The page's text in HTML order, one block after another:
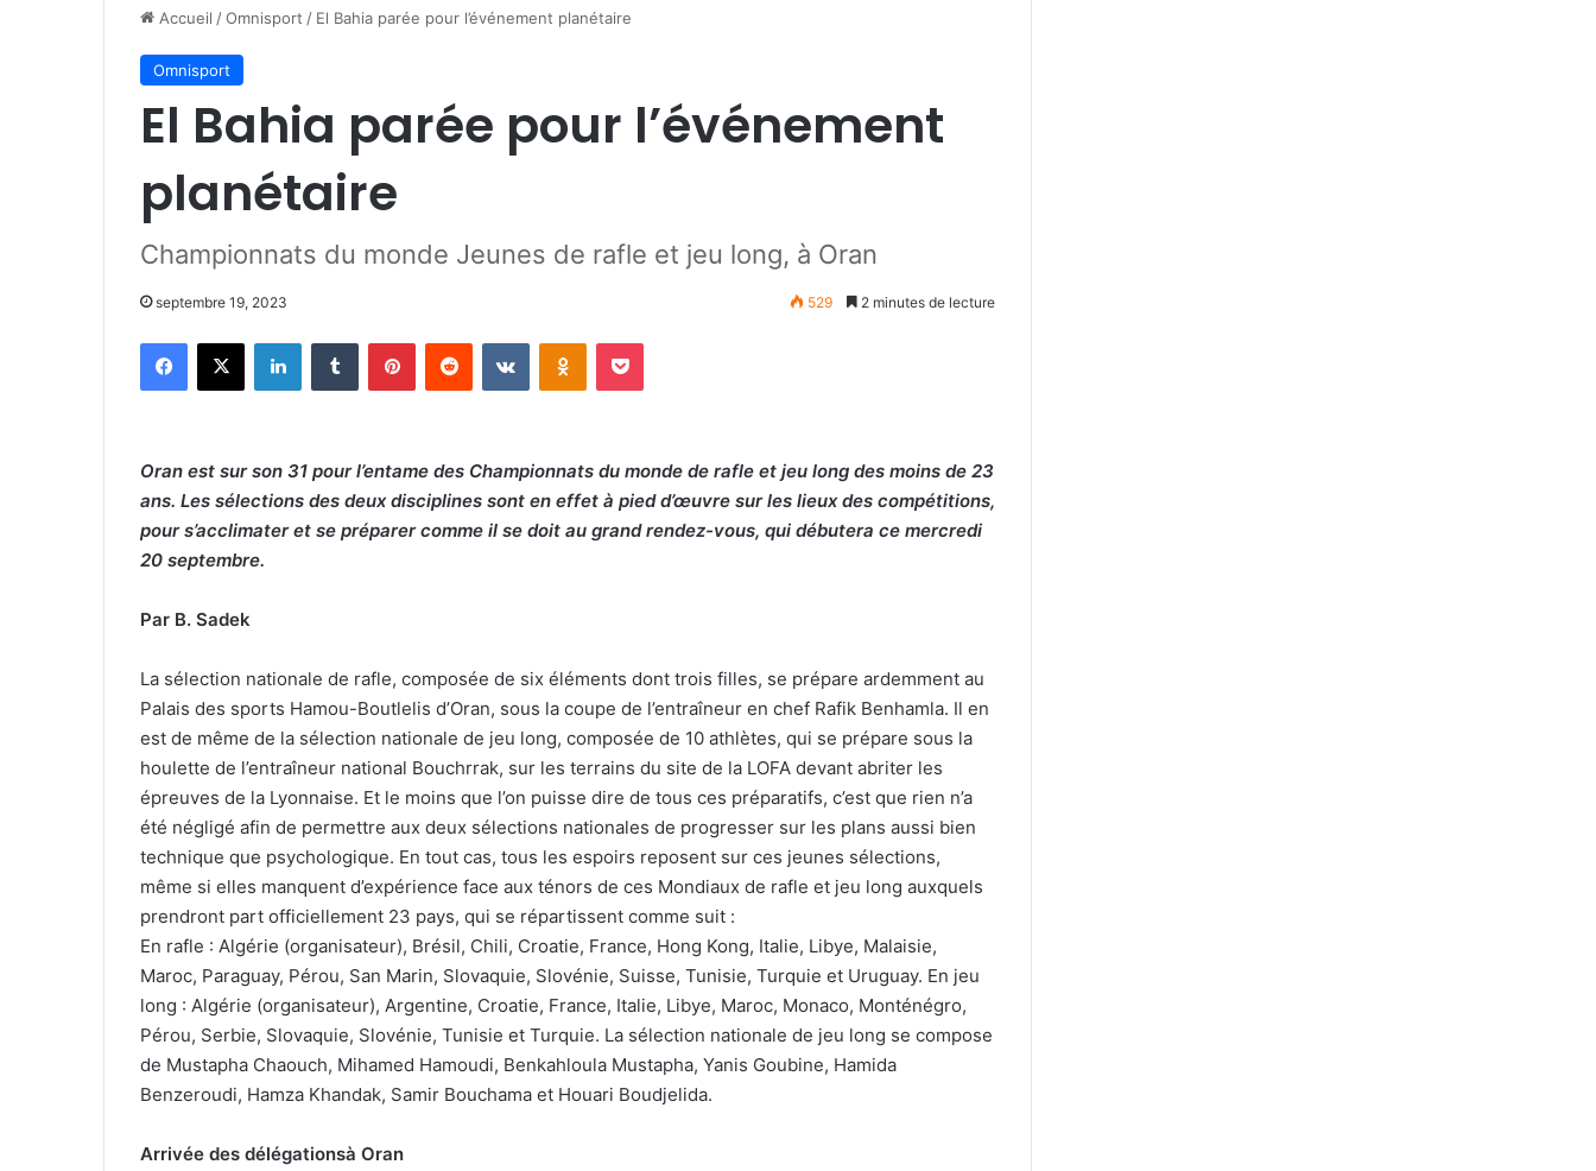
Accueil /Omnisport / El Bahia parée pour l’événement planétaire
Omnisport
El Bahia parée pour l’événement
planétaire
Championnats du monde Jeunes de rafle et jeu long, à Oran
septembre 19, 2023 529 2 minutes de lecture
Facebook
X LinkedinTumblr PinterestReddit VKontakteOdnoklassniki
Pocket
Oran est sur son 31 pour l’entame des Championnats du monde de rafle et jeu long des moins de 23
ans. Les sélections des deux disciplines sont en effet à pied d’œuvre sur les lieux des compétitions,
pour s’acclimater et se préparer comme il se doit au grand rendez-vous, qui débutera ce mercredi
20 septembre.
Par B. Sadek
La sélection nationale de rafle, composée de six éléments dont trois filles, se prépare ardemment au
Palais des sports Hamou-Boutlelis d’Oran, sous la coupe de l’entraîneur en chef Rafik Benhamla. Il en
est de même de la sélection nationale de jeu long, composée de 10 athlètes, qui se prépare sous la
houlette de l’entraîneur national Bouchrrak, sur les terrains du site de la LOFA devant abriter les
épreuves de la Lyonnaise. Et le moins que l’on puisse dire de tous ces préparatifs, c’est que rien n’a
été négligé afin de permettre aux deux sélections nationales de progresser sur les plans aussi bien
technique que psychologique. En tout cas, tous les espoirs reposent sur ces jeunes sélections,
même si elles manquent d’expérience face aux ténors de ces Mondiaux de rafle et jeu long auxquels
prendront part officiellement 23 pays, qui se répartissent comme suit :
En rafle : Algérie (organisateur), Brésil, Chili, Croatie, France, Hong Kong, Italie, Libye, Malaisie,
Maroc, Paraguay, Pérou, San Marin, Slovaquie, Slovénie, Suisse, Tunisie, Turquie et Uruguay. En jeu
long : Algérie (organisateur), Argentine, Croatie, France, Italie, Libye, Maroc, Monaco, Monténégro,
Pérou, Serbie, Slovaquie, Slovénie, Tunisie et Turquie. La sélection nationale de jeu long se compose
de Mustapha Chaouch, Mihamed Hamoudi, Benkahloula Mustapha, Yanis Goubine, Hamida
Benzeroudi, Hamza Khandak, Samir Bouchama et Houari Boudjelida.
Arrivée des délégationsà Oran